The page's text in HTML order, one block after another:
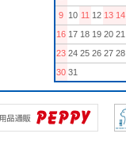
9 10 11 12 13 14
16 17 18 19 20 21
23 24 25 26 27 28
30 31